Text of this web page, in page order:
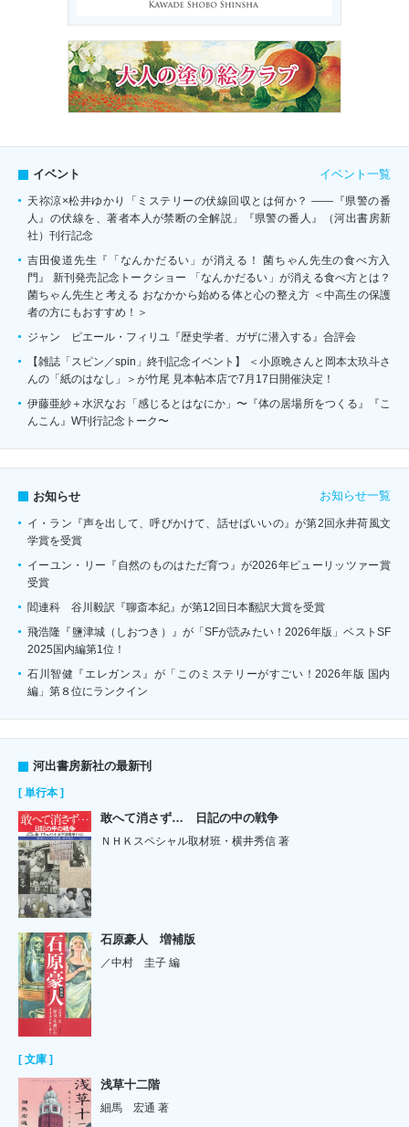
イベント イベント一覧
天祢涼×松井ゆかり「ミステリーの伏線回収とは何か？ ――『県警の番
人』の伏線を、著者本人が禁断の全解説」『県警の番人』（河出書房新
社）刊行記念
吉田俊道先生『「なんかだるい」が消える！ 菌ちゃん先生の食べ方入
門』 新刊発売記念トークショー 「なんかだるい」が消える食べ方とは？
菌ちゃん先生と考える おなかから始める体と心の整え方 ＜中高生の保護
者の方にもおすすめ！＞
ジャン゠ピエール・フィリユ『歴史学者、ガザに潜入する』合評会
【雑誌「スピン／spin」終刊記念イベント】 ＜小原晩さんと岡本太玖斗さ
んの「紙のはなし」＞が竹尾 見本帖本店で7月17日開催決定！
伊藤亜紗＋水沢なお「感じるとはなにか」〜『体の居場所をつくる』『こ
んこん』W刊行記念トーク〜
お知らせ お知らせ一覧
イ・ラン『声を出して、呼びかけて、話せばいいの』が第2回永井荷風文
学賞を受賞
イーユン・リー『自然のものはただ育つ』が2026年ピューリッツァー賞
受賞
閻連科 谷川毅訳『聊斎本紀』が第12回日本翻訳大賞を受賞
飛浩隆『鹽津城（しおつき）』が「SFが読みたい！2026年版」ベストSF
2025国内編第1位！
石川智健『エレガンス』が「このミステリーがすごい！2026年版 国内
編」第８位にランクイン
河出書房新社の最新刊
[ 単行本 ]
敢へて消さず… 日記の中の戦争
ＮＨＫスペシャル取材班・横井秀信 著
石原豪人 増補版
／中村 圭子 編
[ 文庫 ]
浅草十二階
細馬 宏通 著